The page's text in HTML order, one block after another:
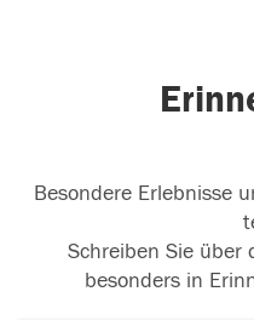
Besondere Erlebnisse
Schreiben Sie über
besonders in